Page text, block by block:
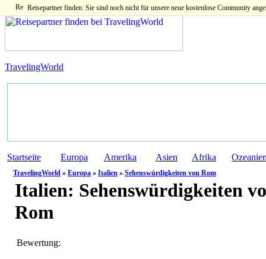
Reisepartner finden: Sie sind noch nicht für unsere neue kostenlose Community
TravelingWorld
Startseite Europa Amerika Asien Afrika
TravelingWorld » Europa » Italien » Sehenswürdigkeiten von Rom
Italien: Sehenswürdigkeiten
Rom
Bewertung: